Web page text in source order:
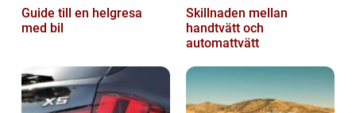
Guide till en helgresa
med bil
Skillnaden mellan
handtvätt och
automattvätt